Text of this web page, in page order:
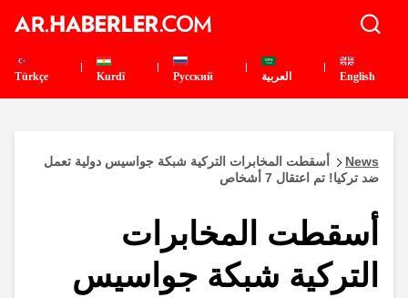
English العربية Pусский
Kurdî
Türkçe
News
أسقطت المخابرات التركية شبكة جواسيس دولية تعمل
ضد تركيا! تم اعتقال 7 أشخاص
أسقطت المخابرات
التركية شبكة جواسيس